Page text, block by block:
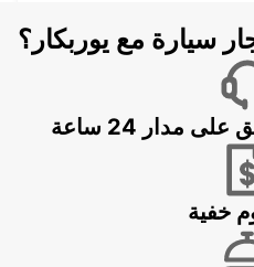
LISBON SANTA
سيارة مع يوربكار؟
مدار 24 ساعة
خفية